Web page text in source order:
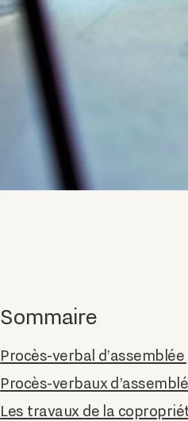
Sommaire
Procès-verbal
Procès-verbaux
Les travaux de la